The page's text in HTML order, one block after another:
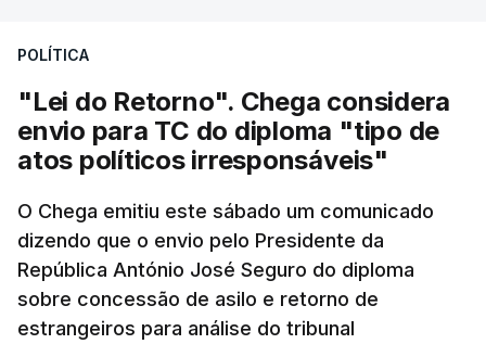
POLÍTICA
"Lei do Retorno". Chega considera
envio para TC do diploma "tipo de
atos políticos irresponsáveis"
O Chega emitiu este sábado um comunicado
dizendo que o envio pelo Presidente da
República António José Seguro do diploma
sobre concessão de asilo e retorno de
estrangeiros para análise do tribunal